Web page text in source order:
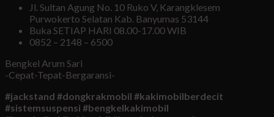
Jl. Sultan Agung No. 10 Ruko V, Karangklesem
Purwokerto Selatan Kab. Banyumas 53144
Buka SETIAP HARI 08.00-17.00 WIB
0852 – 2148 – 6500
Bengkel Arum Sari
-Cepat-Tepat-Bergaransi-
#jackstand #dongkrakmobil #kakimobilberdecit
#sistemsuspensi #bengkelkakimobil